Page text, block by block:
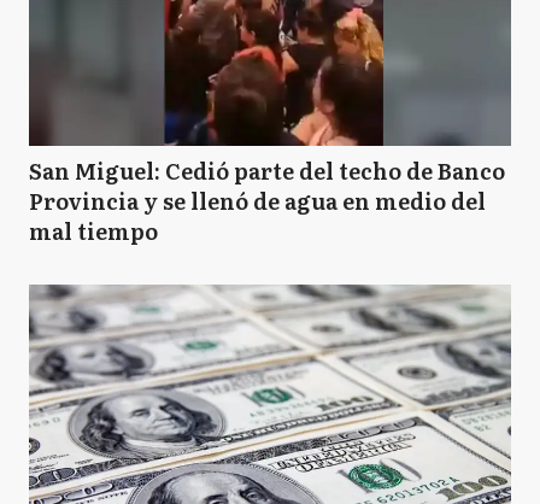
San Miguel: Cedió parte del techo de Banco
Provincia y se llenó de agua en medio del
mal tiempo